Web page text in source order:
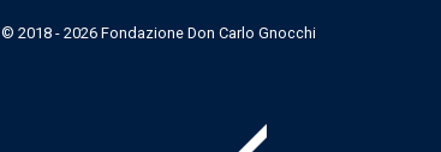
© 2018 - 2026 Fondazione Don Carlo Gnocchi